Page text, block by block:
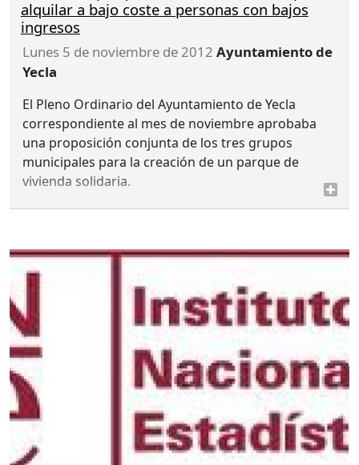
alquilar a bajo coste a personas con bajos
ingresos
lunes 5 de noviembre de 2012 Ayuntamiento de
Yecla
El Pleno Ordinario del Ayuntamiento de Yecla
correspondiente al mes de noviembre aprobaba
una proposición conjunta de los tres grupos
municipales para la creación de un parque de
vivienda solidaria.
Enlace:Ayuntamiento de Yecla